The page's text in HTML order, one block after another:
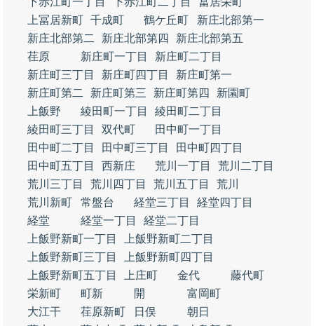
上冨居新町 千成町 鶴ケ丘町
新庄北部第一
新庄北部第二
新庄北部第四
新庄北部第五
荏原
新庄町一丁目
新庄町二丁目
新庄町三丁目
新庄町四丁目
新庄町第一
新庄町第二
新庄町第三 新庄町第四
新園町
上飯野
綾田町一丁目
綾田町二丁目
綾田町三丁目
双代町
田中町一丁目
田中町二丁目
田中町三丁目
田中町四丁目
田中町五丁目
西新庄 荒川一丁目
荒川二丁目
荒川三丁目
荒川四丁目 荒川五丁目
荒川
荒川新町
常盤台 経堂三丁目
経堂四丁目
経堂
経堂一丁目
経堂二丁目
上飯野新町一丁目
上飯野新町二丁目
上飯野新町三丁目
上飯野新町四丁目
上飯野新町五丁目
上庄町 金代
藤代町
栄新町
町新 開
富岡町
大江干
荏原新町 日俣
朝日